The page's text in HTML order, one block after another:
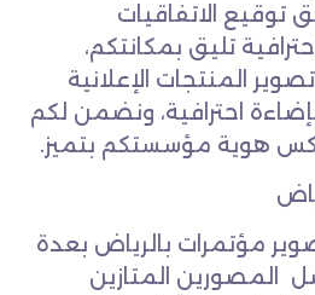
توقيع الاتفاقيات
تليق بمكانتكم،
المنتجات الإعلانية
احترافية، ونضمن لكم
هوية مؤسستكم بتميز.
مؤتمرات بالرياض بعدة
المتازين